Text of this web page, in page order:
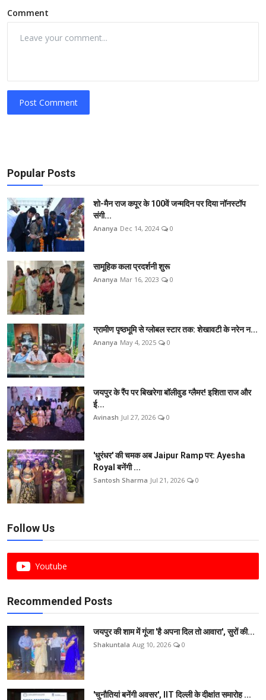
Comment
Post Comment
Popular Posts
शो-मैन राज कपूर के 100वें जन्मदिन पर दिया नॉनस्टॉप
संगी...
Ananya Dec 14, 2024 0
सामूहिक कला प्रदर्शनी शुरू
Ananya Mar 16, 2023 0
ग्रामीण पृष्ठभूमि से ग्लोबल स्टार तक: शेखावटी के नरेन न...
Ananya May 4, 2025 0
जयपुर के रैंप पर बिखरेगा बॉलीवुड ग्लैमर! इशिता राज और
ई...
Avinash Jul 27, 2026 0
'धुरंधर' की चमक अब Jaipur Ramp पर: Ayesha
Royal बनेंगी ...
Santosh Sharma Jul 21, 2026 0
Follow Us
Youtube
Recommended Posts
जयपुर की शाम में गूंजा 'है अपना दिल तो आवारा', सुरों की...
Shakuntala Aug 10, 2026 0
'चुनौतियां बनेंगी अवसर', IIT दिल्ली के दीक्षांत समारोह ...